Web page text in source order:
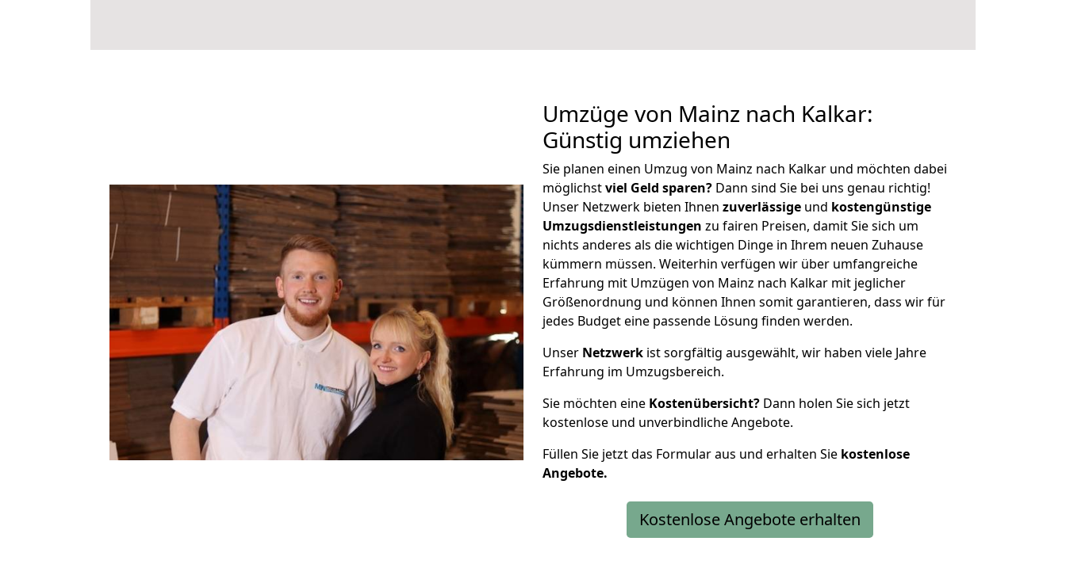
Umzüge von Mainz nach Kalkar:
Günstig umziehen
Sie planen einen Umzug von Mainz nach Kalkar und möchten dabei
möglichstviel Geld sparen? Dann sind Sie bei uns genau richtig!
Unser Netzwerk bieten Ihnen zuverlässige und kostengünstige
Umzugsdienstleistungen zu fairen Preisen, damit Sie sich um
nichts anderes als die wichtigen Dinge in Ihrem neuen Zuhause
kümmern müssen. Weiterhin verfügen wir über umfangreiche
Erfahrung mit Umzügen von Mainz nach Kalkar mit jeglicher
Größenordnung und können Ihnen somit garantieren, dass wir für
jedes Budget eine passende Lösung finden werden.
Unser Netzwerk ist sorgfältig ausgewählt, wir haben viele Jahre
Erfahrung im Umzugsbereich.
Sie möchten eine Kostenübersicht? Dann holen Sie sich jetzt
kostenlose und unverbindliche Angebote.
Füllen Sie jetzt das Formular aus und erhalten Sie kostenlose
Angebote.
Kostenlose Angebote erhalten